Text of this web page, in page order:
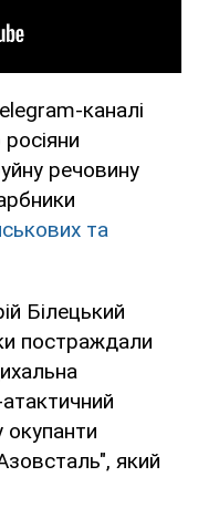
каналі
речовину
та
Білецький
постраждали
який